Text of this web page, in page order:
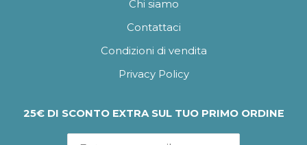
Chi siamo
Contattaci
Condizioni di vendita
Privacy Policy
25€ DI SCONTO EXTRA SUL TUO PRIMO ORDINE